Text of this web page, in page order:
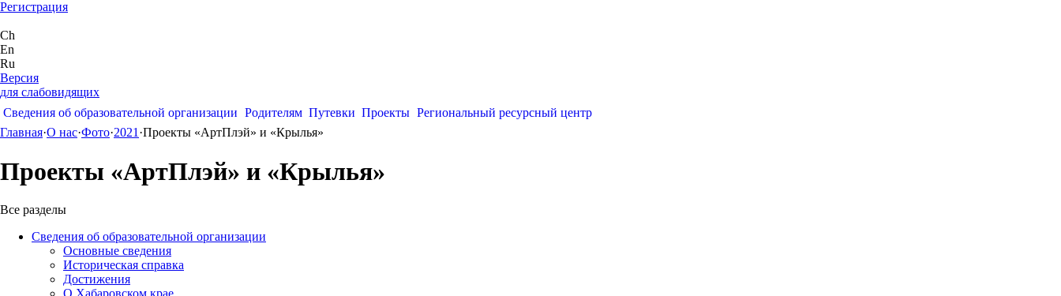
Регистрация
Ch
En
Ru
Версия
для слабовидящих
Сведения об образовательной организации Родителям Путевки Проекты Региональный ресурсный центр
Главная·О нас·Фото·2021 ·Проекты «АртПлэй» и «Крылья»
Проекты «АртПлэй» и «Крылья»
Все разделы
Сведения об образовательной организации
Основные сведения
Историческая справка
Достижения
О Хабаровском крае